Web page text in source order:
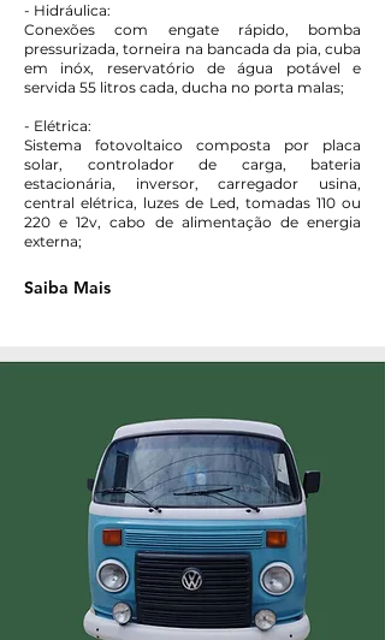
- Hidráulica:
Conexões com engate rápido, bomba
pressurizada, torneira na bancada da pia, cuba
em inóx, reservatório de água potável e
servida 55 litros cada, ducha no porta malas;
- Elétrica:
Sistema fotovoltaico composta por placa
solar, controlador de carga, bateria
estacionária, inversor, carregador usina,
central elétrica, luzes de Led, tomadas 110 ou
220 e 12v, cabo de alimentação de energia
externa;
Saiba Mais